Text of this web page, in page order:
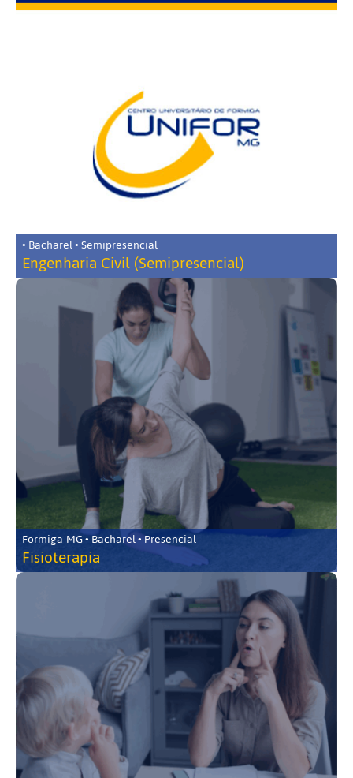
• Bacharel • Semipresencial
Engenharia Civil (Semipresencial)
Formiga-MG • Bacharel • Presencial
Fisioterapia